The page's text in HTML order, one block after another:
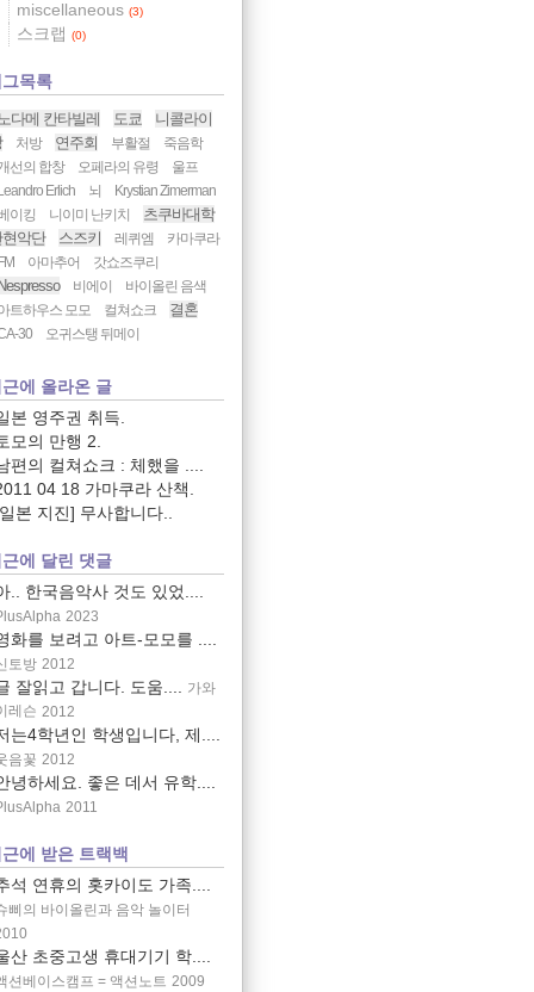
miscellaneous (3)
스크랩 (0)
목록
다메 칸타빌레 도쿄
니콜라이
처방 연주회 부활절
죽음학
선의 합창
오페라의 유령
울프
Erlich
뇌
Krystian Zimerman
이킹
니이미 난키치
츠쿠바대학
악단
스즈키 레퀴엠
카마쿠라
아마추어 갓쇼즈쿠리
비에이
바이올린 음색
트하우스 모모
컬쳐쇼크 결혼
30 오귀스탱 뒤메이
에 올라온 글
본 영주권 취득.
모의 만행 2.
편의 컬쳐쇼크 : 체했을 ....
04 18 가마쿠라 산책.
본 지진] 무사합니다..
에 달린 댓글
.. 한국음악사 것도 있었....
2023
화를 보려고 아트-모모를 ....
토방 2012
잘읽고 갑니다. 도움.... 가와
레슨 2012
는4학년인 학생입니다, 제....
음꽃 2012
녕하세요. 좋은 데서 유학....
2011
에 받은 트랙백
석 연휴의 홋카이도 가족....
삐의 바이올린과 음악 놀이터
산 초중고생 휴대기기 학....
션베이스캠프 = 액션노트 2009